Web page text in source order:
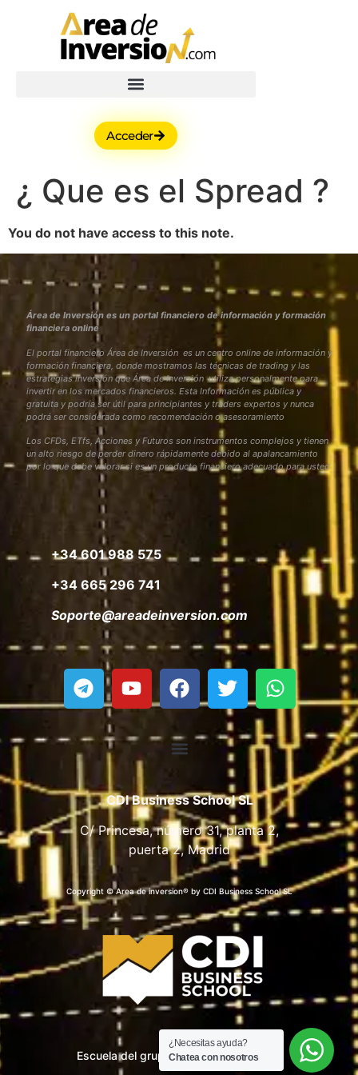
Acceder
¿ Que es el Spread ?
You do not have access to this note.
Área de Inversión es un portal financiero de información y formación
financiera online
El portal financiero Área de Inversión es un centro online de información y
formación financiera, donde mostramos las técnicas de trading y las
estrategias inversión que Área de Inversión utiliza personalmente para
invertir en los mercados financieros. Esta Información es pública y
gratuita y podría ser útil para principiantes y traders expertos y nunca
podrá ser considerada como recomendación o asesoramiento
Los CFDs, ETfs, Acciones y Futuros son instrumentos complejos y tienen
un alto riesgo de perder dinero rápidamente debido al apalancamiento
por lo que debe valorar si es un producto financiero adecuado para usted
+34 601 988 575
+34 665 296 741
Soporte@areadeinversion.com
CDI Business School SL
C/ Princesa, número 31, planta 2,
puerta 2, Madrid
Copyright © Area de inversion® by CDI Business School SL
Escuela del grupo CDI Business School
¿Necesitas ayuda?
Chatea con nosotros